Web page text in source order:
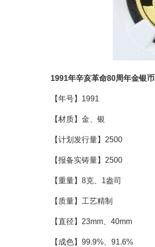
1991年辛亥革命80周年金银币
【年号】1991
【材质】金、银
【计划发行量】2500
【报备实铸量】2500
【重量】8克、1盎司
【质量】工艺精制
【直径】23mm、40mm
【成色】99.9%、91.6%